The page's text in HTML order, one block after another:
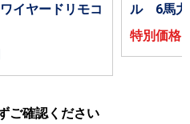
ヤードリモコ
ル 6馬力
特別価
ご確認ください